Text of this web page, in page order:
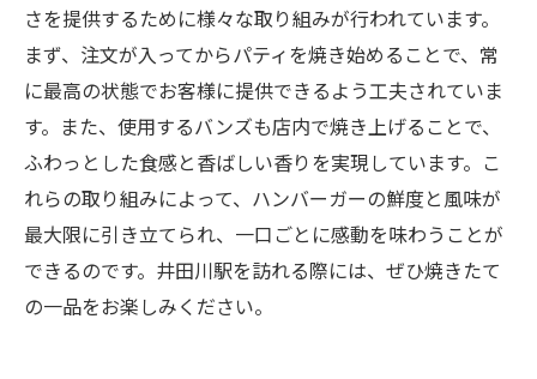
さを提供するために様々な取り組みが行われています。
まず、注文が入ってからパティを焼き始めることで、常
に最高の状態でお客様に提供できるよう工夫されていま
す。また、使用するバンズも店内で焼き上げることで、
ふわっとした食感と香ばしい香りを実現しています。こ
れらの取り組みによって、ハンバーガーの鮮度と風味が
最大限に引き立てられ、一口ごとに感動を味わうことが
できるのです。井田川駅を訪れる際には、ぜひ焼きたて
の一品をお楽しみください。